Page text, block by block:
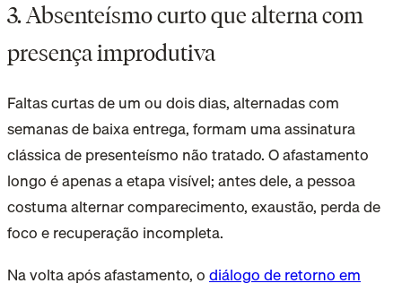
3. Absenteísmo curto que alterna com
presença improdutiva
Faltas curtas de um ou dois dias, alternadas com
semanas de baixa entrega, formam uma assinatura
clássica de presenteísmo não tratado. O afastamento
longo é apenas a etapa visível; antes dele, a pessoa
costuma alternar comparecimento, exaustão, perda de
foco e recuperação incompleta.
Na volta após afastamento, odiálogo de retorno em